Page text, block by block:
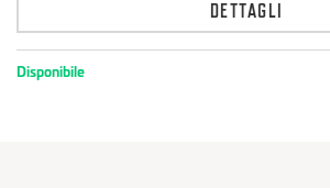
DETTAGLI
Disponibile